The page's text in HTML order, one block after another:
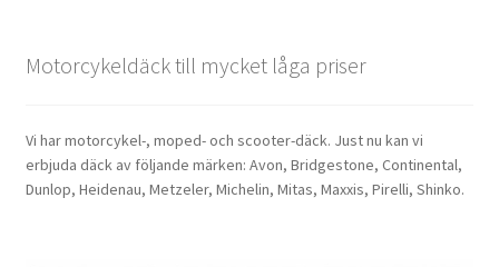
Motorcykeldäck till mycket låga priser
Vi har motorcykel-, moped- och scooter-däck. Just nu kan vi
erbjuda däck av följande märken: Avon, Bridgestone, Continental,
Dunlop, Heidenau, Metzeler, Michelin, Mitas, Maxxis, Pirelli, Shinko.